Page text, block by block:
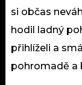
si občas
hodil ladný
přihlíželi a
pohromadě a